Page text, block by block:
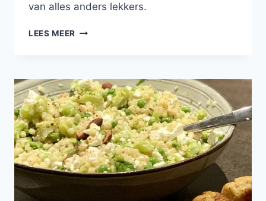
van alles anders lekkers.
LEES MEER SALADE
FETA
EN
HARISSA